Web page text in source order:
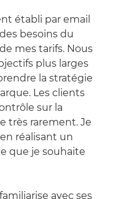
établi par email
besoins du
mes tarifs. Nous
plus larges
la stratégie
Les clients
sur la
très rarement. Je
réalisant un
que je souhaite
avec ses